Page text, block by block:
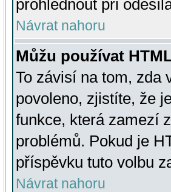
prohlédnout při
Návrat nahoru
Můžu používat
To závisí na tom, zda
povoleno, zjistíte, že
funkce, která zamezí
problémů. Pokud je
příspěvku tuto volbu
Návrat nahoru